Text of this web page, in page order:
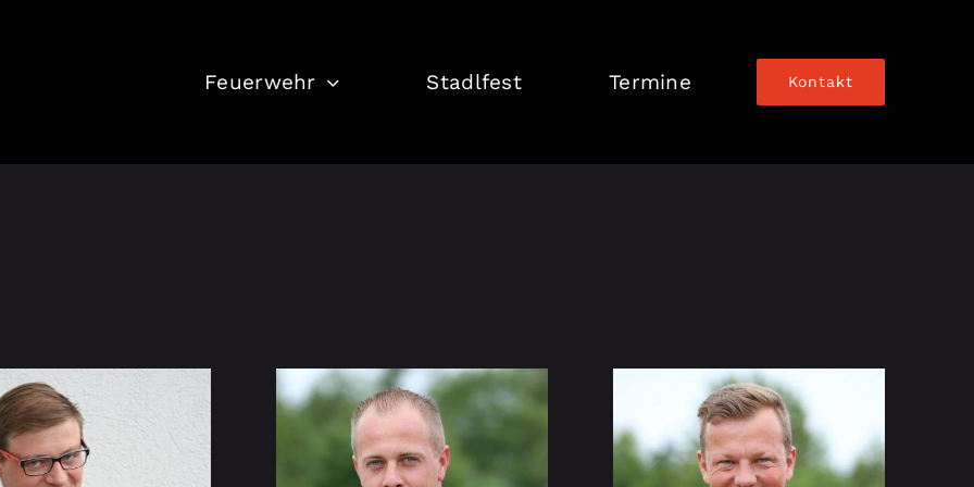
Feuerwehr Stadlfest Termine Kontakt